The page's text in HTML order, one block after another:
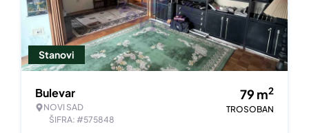
Stanovi
Bulevar
NOVI SAD
ŠIFRA: #575848
79 m2
TROSOBAN